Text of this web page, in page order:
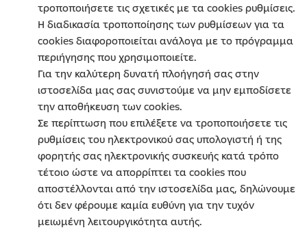
τροποποιήσετε τις σχετικές με τα cookies ρυθμίσεις.
Η διαδικασία τροποποίησης των ρυθμίσεων για τα
cookies διαφοροποιείται ανάλογα με το πρόγραμμα
περιήγησης που χρησιμοποιείτε.
Για την καλύτερη δυνατή πλοήγησή σας στην
ιστοσελίδα μας σας συνιστούμε να μην εμποδίσετε
την αποθήκευση των cookies.
Σε περίπτωση που επιλέξετε να τροποποιήσετε τις
ρυθμίσεις του ηλεκτρονικού σας υπολογιστή ή της
φορητής σας ηλεκτρονικής συσκευής κατά τρόπο
τέτοιο ώστε να απορρίπτει τα cookies που
αποστέλλονται από την ιστοσελίδα μας, δηλώνουμε
ότι δεν φέρουμε καμία ευθύνη για την τυχόν
μειωμένη λειτουργικότητα αυτής.